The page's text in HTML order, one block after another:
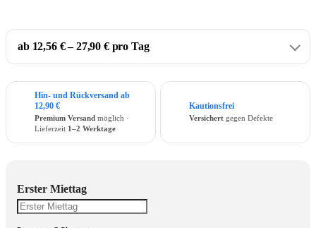
ab 12,56 € – 27,90 € pro Tag
Hin- und Rückversand ab
12,90 €
Premium Versand möglich ·
Lieferzeit 1–2 Werktage
Kautionsfrei
Versichert gegen Defekte
Erster Miettag